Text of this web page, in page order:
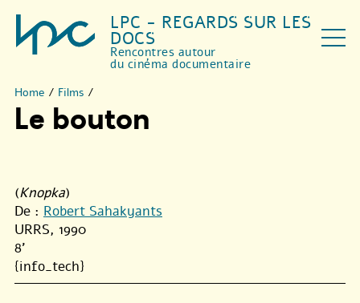
LPC - REGARDS SUR LES
DOCS
Rencontres autour
du cinéma documentaire
Home / Films /
Le bouton
(Knopka)
De : Robert Sahakyants
URRS, 1990
8'
{info_tech}